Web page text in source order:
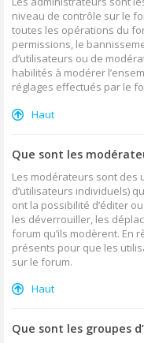
niveau de contrôle sur le
toutes les opérations du
permissions, le
d’utilisateurs ou de
habilités à modérer
réglages effectués par le
Haut
Que sont les
Les modérateurs sont des
d’utilisateurs individuels)
ont la possibilité d’éditer
les déverrouiller, les
forum qu’ils modèrent. En
présents pour que les
sur le forum.
Haut
Que sont les groupes